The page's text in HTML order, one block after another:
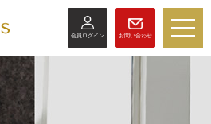
会員ログイン お問い合わせ
toggle